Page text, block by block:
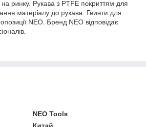
ринку. Рукава з PTFE покриттям для
матеріалу до рукава. Гвинти для
NEO. Бренд NEO відповідає
NEO Tools
Китай